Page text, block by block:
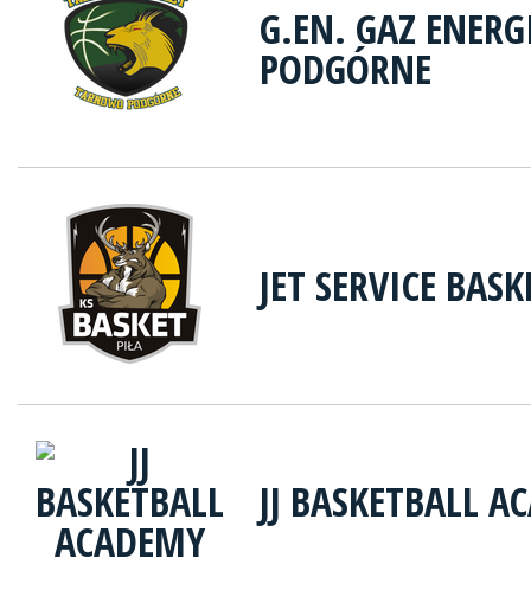
G.EN. GAZ
PODGÓRNE
JET SERVICE
JJ BASKETBALL